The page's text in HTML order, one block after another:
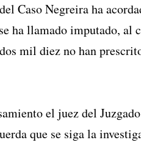
Caso Negreira ha
ha llamado imputado, al
mil diez no han
el juez del
que se siga la